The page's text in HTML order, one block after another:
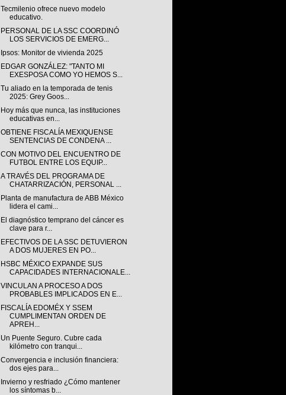
Tecmilenio ofrece nuevo modelo
educativo.
PERSONAL DE LA SSC COORDINÓ
LOS SERVICIOS DE EMERG...
Ipsos: Monitor de vivienda 2025
EDGAR GONZÁLEZ: "TANTO MI
EXESPOSA COMO YO HEMOS S...
Tu aliado en la temporada de tenis
2025: Grey Goos...
Hoy más que nunca, las instituciones
educativas en...
OBTIENE FISCALÍA MEXIQUENSE
SENTENCIAS DE CONDENA ...
CON MOTIVO DEL ENCUENTRO DE
FUTBOL ENTRE LOS EQUIP...
A TRAVÉS DEL PROGRAMA DE
CHATARRIZACIÓN, PERSONAL ...
Planta de manufactura de ABB México
lidera el cami...
El diagnóstico temprano del cáncer es
clave para r...
EFECTIVOS DE LA SSC DETUVIERON
A DOS MUJERES EN PO...
HSBC MÉXICO EXPANDE SUS
CAPACIDADES INTERNACIONALE...
VINCULAN A PROCESO A DOS
PROBABLES IMPLICADOS EN E...
FISCALÍA EDOMÉX Y SSEM
CUMPLIMENTAN ORDEN DE
APREH...
Un Puente Seguro. Cubre cada
kilómetro con tranqui...
Convergencia e inclusión financiera:
dos ejes para...
Invierno y resfriado ¿Cómo mantener
los síntomas b...